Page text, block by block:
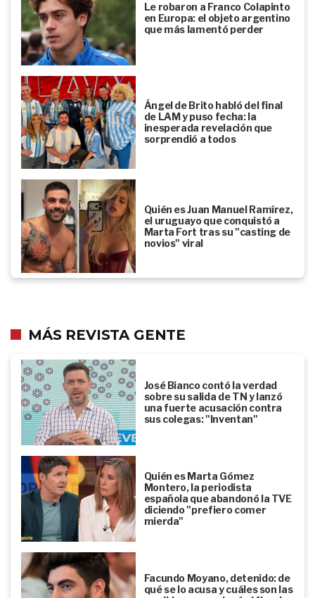
Le robaron a Franco Colapinto
en Europa: el objeto argentino
que más lamentó perder
Ángel de Brito habló del final
de LAM y puso fecha: la
inesperada revelación que
sorprendió a todos
Quién es Juan Manuel Ramírez,
el uruguayo que conquistó a
Marta Fort tras su "casting de
novios" viral
MÁS REVISTA GENTE
José Bianco contó la verdad
sobre su salida de TN y lanzó
una fuerte acusación contra
sus colegas: "Inventan"
Quién es Marta Gómez
Montero, la periodista
española que abandonó la TVE
diciendo "prefiero comer
mierda"
Facundo Moyano, detenido: de
qué se lo acusa y cuáles son las